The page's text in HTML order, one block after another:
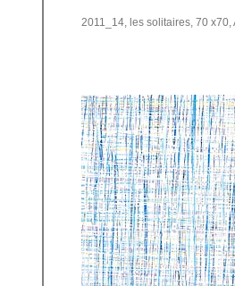
2011_14, les solitaires, 70